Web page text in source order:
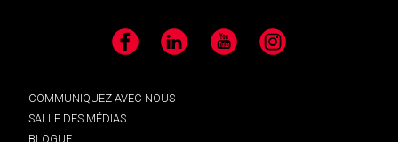
Facebook LinkedIn YouTube Instagram
COMMUNIQUEZ AVEC NOUS
SALLE DES MÉDIAS
BLOGUE